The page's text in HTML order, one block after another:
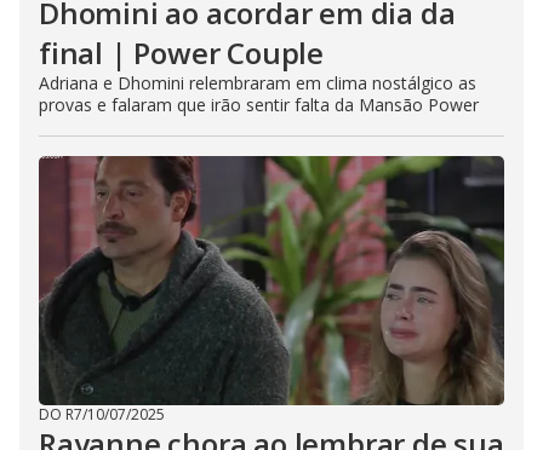
Dhomini ao acordar em dia da
final | Power Couple
Adriana e Dhomini relembraram em clima nostálgico as
provas e falaram que irão sentir falta da Mansão Power
DO R7/10/07/2025